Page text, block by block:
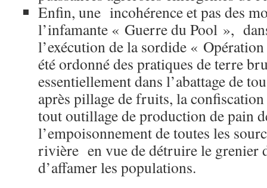
Enfin, une incohérence et pas des
l’infamante « Guerre du Pool »,
l’exécution de la sordide «
été ordonné des pratiques de terre
essentiellement dans l’abattage de
après pillage de fruits, la
tout outillage de production de pain
l’empoisonnement de toutes les
rivière en vue de détruire le grenier
d’affamer les populations.